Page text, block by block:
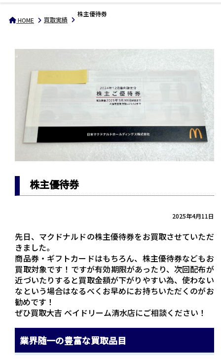
HOME 買取実績
株主優待券
株主優待券
2025年4月11日
先日、マクドナルドの株主優待券をお買取させていただ
きました。
商品券・ギフトカードはもちろん、株主優待券などもお
買取対象です！ですが有効期限があったり、次回配布が
近づいたりすると買取金額が下がりやすい為、使わない
なという場合はなるべくお早めにお持ちいただくのがお
勧めです！
ぜひ買取大吉 ベイドリーム清水店にご相談ください！
業界随一の豊富な買取品目